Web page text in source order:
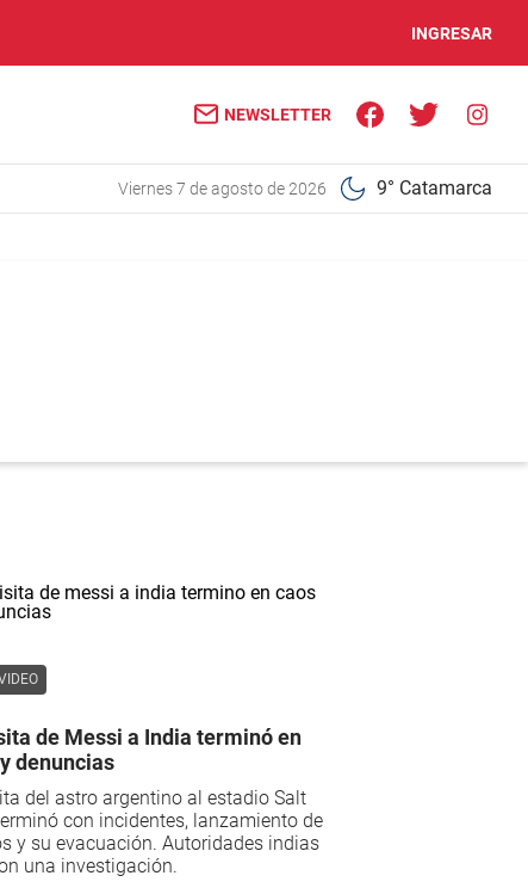
INGRESAR
NEWSLETTER
viernes 7 de agosto de 2026 9° Catamarca
de Messi a India terminó en
denuncias
del astro argentino al estadio Salt
con incidentes, lanzamiento de
y su evacuación. Autoridades indias
una investigación.